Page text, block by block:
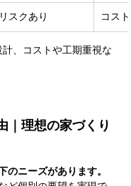
スクあり コス
計、コストや工期重視な
｜理想の家づくり
のニーズがあります。